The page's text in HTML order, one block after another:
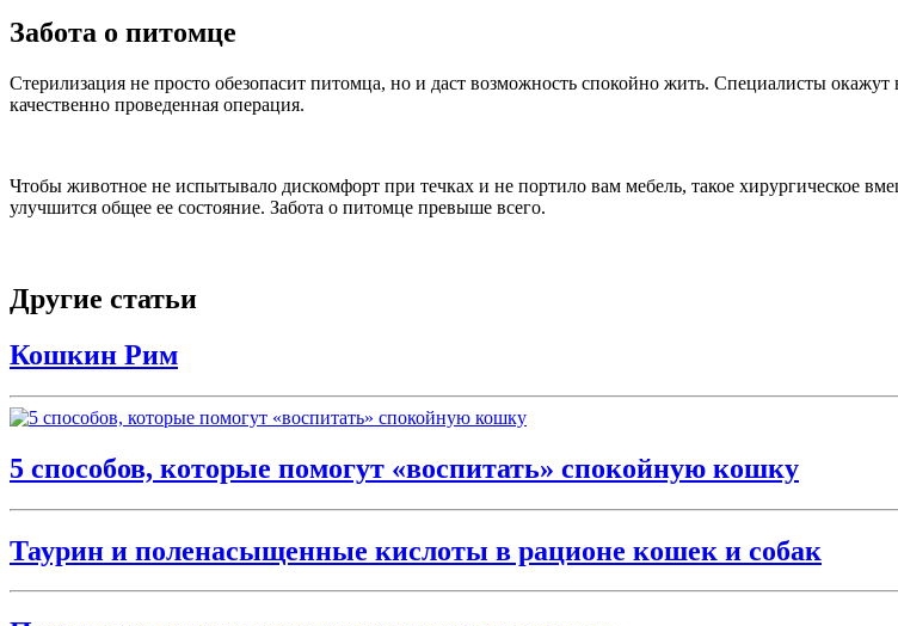
Забота о питомце
Стерилизация не просто обезопасит питомца, но и даст возможность спокойно жить. Специалисты
качественно проведенная операция.
Чтобы животное не испытывало дискомфорт при течках и не портило вам мебель, такое хирургическое
улучшится общее ее состояние. Забота о питомце превыше всего.
Другие статьи
Кошкин Рим
5 способов, которые помогут «воспитать» спокойную кошку
Таурин и поленасыщенные кислоты в рационе кошек и собак